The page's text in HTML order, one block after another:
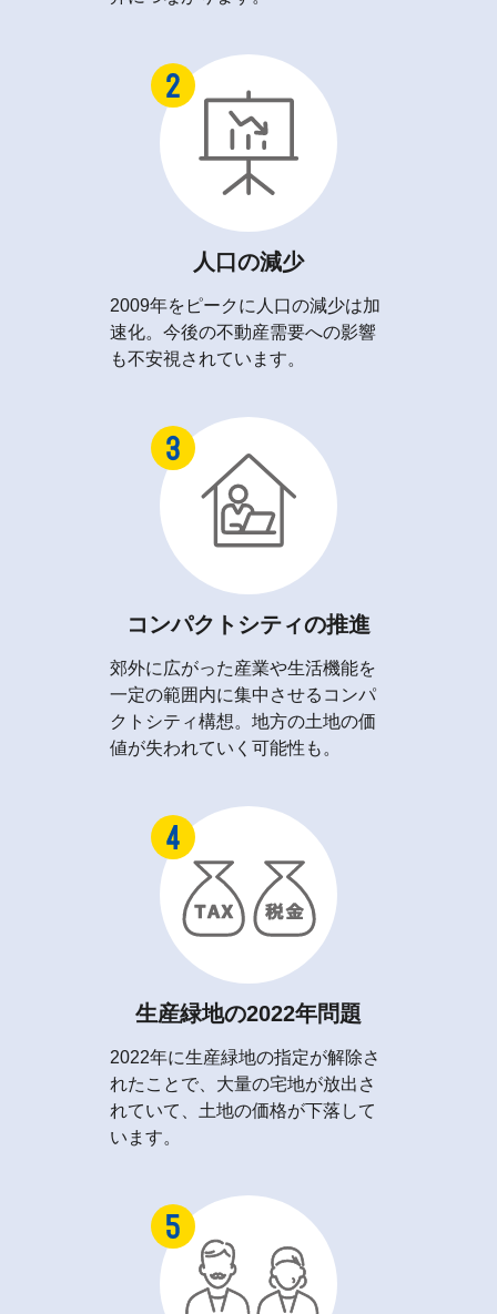
人口の減少
2009年をピークに人口の減少は加
速化。今後の不動産需要への影響
も不安視されています。
コンパクトシティの推進
郊外に広がった産業や生活機能を
一定の範囲内に集中させるコンパ
クトシティ構想。地方の土地の価
値が失われていく可能性も。
生産緑地の2022年問題
2022年に生産緑地の指定が解除さ
れたことで、大量の宅地が放出さ
れていて、土地の価格が下落して
います。